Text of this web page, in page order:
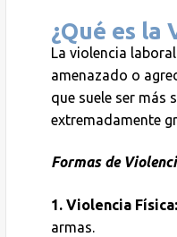
¿Qué es la
La violencia
amenazado o
que suele ser más
extremadamente
Formas de
1. Violencia Física:
armas.